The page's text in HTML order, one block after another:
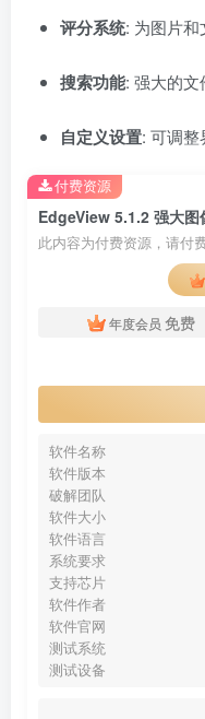
评分系统: 为图片和
搜索功能: 强大的文
自定义设置: 可调
EdgeView 5.1.2 强大图
此内容为付费资源，请付
年度会员 免费
软件名称
软件版本
破解团队
软件大小
软件语言
系统要求
支持芯片
软件作者
软件官网
测试系统
测试设备
付费资源